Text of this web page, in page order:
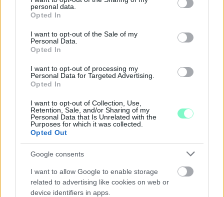
grant or deny consent to Google and its third-party tags to
use your data for below specified purposes in below Google
consent section.
personal data.
Opted In
I want to opt-out of the Sale of my
Personal Data.
Opted In
I want to opt-out of processing my
Personal Data for Targeted Advertising.
Opted In
I want to opt-out of Collection, Use,
Retention, Sale, and/or Sharing of my
Personal Data that Is Unrelated with the
Purposes for which it was collected.
Opted Out
Google consents
I want to allow Google to enable storage
related to advertising like cookies on web or
device identifiers in apps.
KIVÁLÓ PROGRAM VÁR MINDENKIT EZEN A HÉTVÉGÉN
GYŐRBEN